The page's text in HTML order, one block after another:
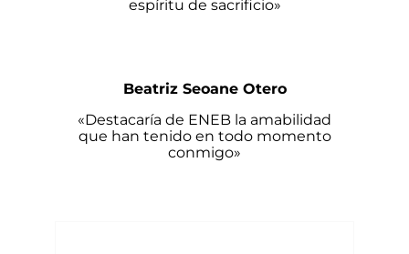
espíritu de sacrificio»
Beatriz Seoane Otero
«Destacaría de ENEB la amabilidad
que han tenido en todo momento
conmigo»